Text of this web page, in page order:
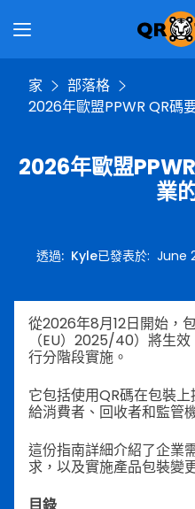
家
部落格
2026年歐盟PPWR QR碼
2026年歐盟
業
透過: Kyle已發表於: June
從2026年8月12日開始，
（EU）2025/40）將生
行分階段實施。
它包括使用QR碼在包裝
給消費者、回收者和監管
這份指南詳細介紹了企業
求，以及實施產品包裝變